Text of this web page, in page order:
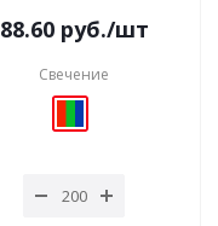
88.60руб./шт
Свечение